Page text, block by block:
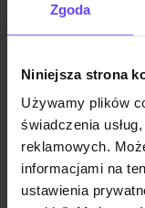
Zgoda
Niniejsza strona
Używamy plików
świadczenia
reklamowych.
informacjami na
ustawienia